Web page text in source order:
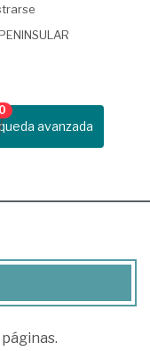
avanzada
0
páginas.